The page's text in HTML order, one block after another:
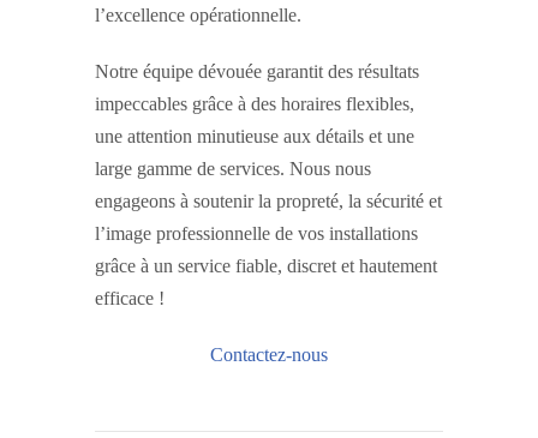
l’excellence opérationnelle.
Notre équipe dévouée garantit des résultats
impeccables grâce à des horaires flexibles,
une attention minutieuse aux détails et une
large gamme de services. Nous nous
engageons à soutenir la propreté, la sécurité et
l’image professionnelle de vos installations
grâce à un service fiable, discret et hautement
efficace !
Contactez-nous